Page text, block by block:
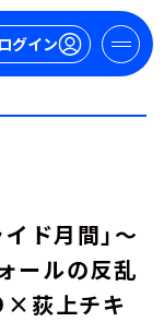
ログイン
イド月間」～
ールの反乱
×荻上チキ